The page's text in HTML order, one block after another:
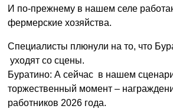
И по-прежнему в нашем селе
фермерские хозяйства.
Специалисты плюнули на то, что
уходят со сцены.
Буратино: А сейчас в нашем
торжественный момент –
работников 2026 года.